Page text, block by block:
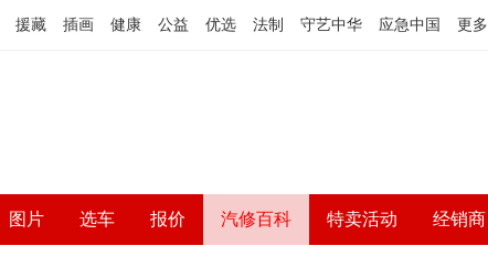
援藏 插画 健康 公益 优选 法制 守艺中华 应急中国 更多
图片 选车 报价 汽修百科 特卖活动 经销商